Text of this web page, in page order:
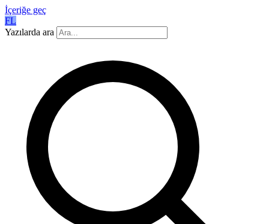
İçeriğe geç
FL
Yazılarda ara